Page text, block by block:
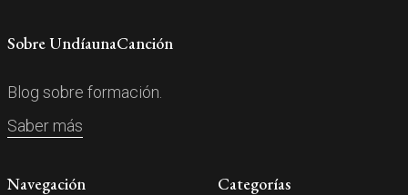
Sobre UndíaunaCanción
Blog sobre formación.
Saber más
Navegación Categorías